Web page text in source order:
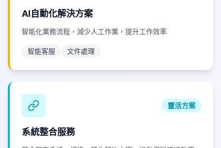
AI自動化解決方案
智能化業務流程，減少人工作業，提升工作效率
智能客服 文件處理
靈活方案
系統整合服務